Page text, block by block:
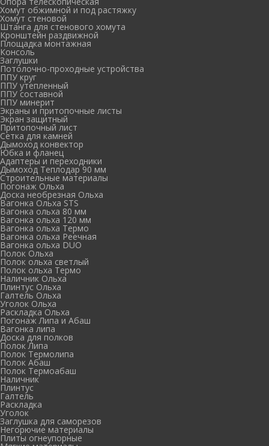
Хомут обжимной и под растяжку
Хомут стеновой
Штанга для стенового хомута
Кронштейн раздвижной
Площадка монтажная
Консоль
Заглушки
Потолочно-проходные устройства
ППУ круг
ППУ утепленный
ППУ составной
ППУ минерит
Экраны и притопочные листы
Экран защитный
Притопочный лист
Сетка для камней
Дымоход конвектор
Юбка и фланец
Адаптеры и переходники
Дымоход Теплодар 90 мм
Cтроительные материалы
Погонаж Ольха
Доска необрезная Ольха
Вагонка Ольха STS
Вагонка ольха 80 мм
Вагонка ольха 120 мм
Вагонка ольха Термо
Вагонка ольха Реечная
Вагонка ольха DUO
Полок Ольха
Полок ольха светлый
Полок ольха Термо
Наличник Ольха
Плинтус Ольха
Галтель Ольха
Уголок Ольха
Раскладка Ольха
Погонаж Липа и Абаш
Вагонка липа
Доска для полков
Полок Липа
Полок Термолипа
Полок Абаш
Полок Термоабаш
Наличник
Плинтус
Галтель
Раскладка
Уголок
Заглушка для саморезов
Негорючие материалы
Плиты огнеупорные